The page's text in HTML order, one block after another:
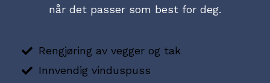
når det passer som best for deg.
Rengjøring av vegger og tak
Innvendig vinduspuss